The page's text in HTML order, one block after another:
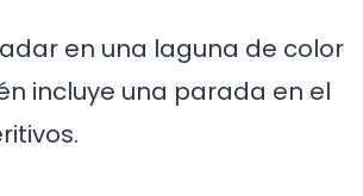
en una laguna de color
incluye una parada en el